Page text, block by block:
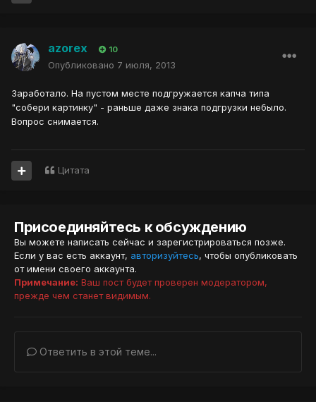
azorex 10
Опубликовано 7 июля, 2013
Заработало. На пустом месте подгружается капча типа
"собери картинку" - раньше даже знака подгрузки небыло.
Вопрос снимается.
Цитата
Присоединяйтесь к обсуждению
Вы можете написать сейчас и зарегистрироваться позже.
Если у вас есть аккаунт, авторизуйтесь, чтобы опубликовать
от имени своего аккаунта.
Примечание: Ваш пост будет проверен модератором,
прежде чем станет видимым.
Ответить в этой теме...